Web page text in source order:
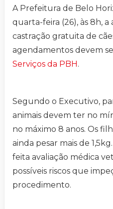
A Prefeitura de Belo
quarta-feira (26), às 8h,
castração gratuita de
agendamentos devem
Serviços da PBH.
Segundo o Executivo,
animais devem ter no
no máximo 8 anos. Os
ainda pesar mais de
feita avaliação médica
possíveis riscos que
procedimento.